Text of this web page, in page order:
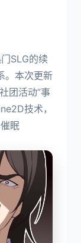
SLG的续
。本次更新
团活动”事
技术，
眠